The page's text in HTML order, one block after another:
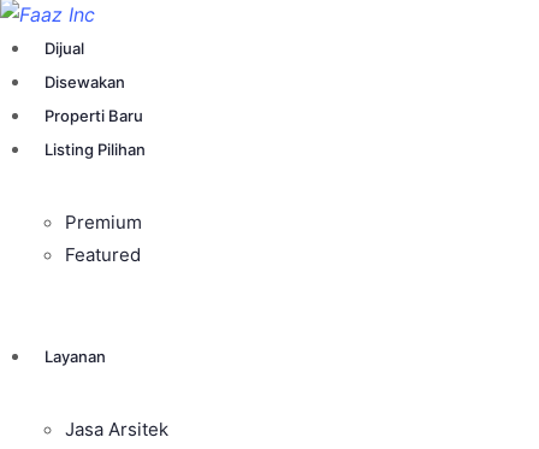
Dijual
Disewakan
Properti Baru
Listing Pilihan
Premium
Featured
Layanan
Jasa Arsitek